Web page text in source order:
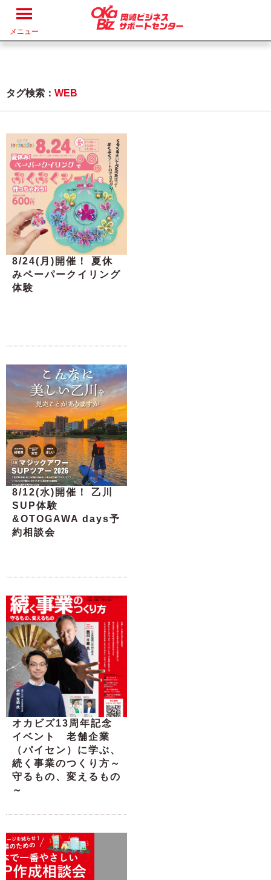
メニュー
タグ検索： WEB
8/24(月)開催！ 夏休
みペーパークイリング
体験
8/12(水)開催！ 乙川
SUP体験
&OTOGAWA days予
約相談会
オカビズ13周年記念
イベント 老舗企業
（パイセン）に学ぶ、
続く事業のつくり方～
守るもの、変えるもの
～